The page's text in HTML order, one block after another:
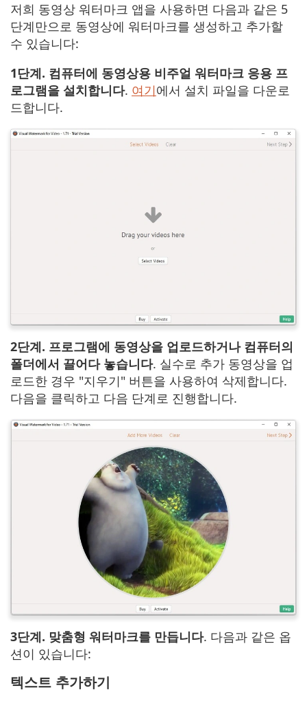
저희 동영상 워터마크 앱을 사용하면 다음과 같은 5
단계만으로 동영상에 워터마크를 생성하고 추가할
수 있습니다:
1단계. 컴퓨터에 동영상용 비주얼 워터마크 응용 프
로그램을 설치합니다. 여기에서 설치 파일을 다운로
드합니다.
2단계. 프로그램에 동영상을 업로드하거나 컴퓨터의
폴더에서 끌어다 놓습니다. 실수로 추가 동영상을 업
로드한 경우 "지우기" 버튼을 사용하여 삭제합니다.
다음을 클릭하고 다음 단계로 진행합니다.
3단계. 맞춤형 워터마크를 만듭니다. 다음과 같은 옵
션이 있습니다:
텍스트 추가하기